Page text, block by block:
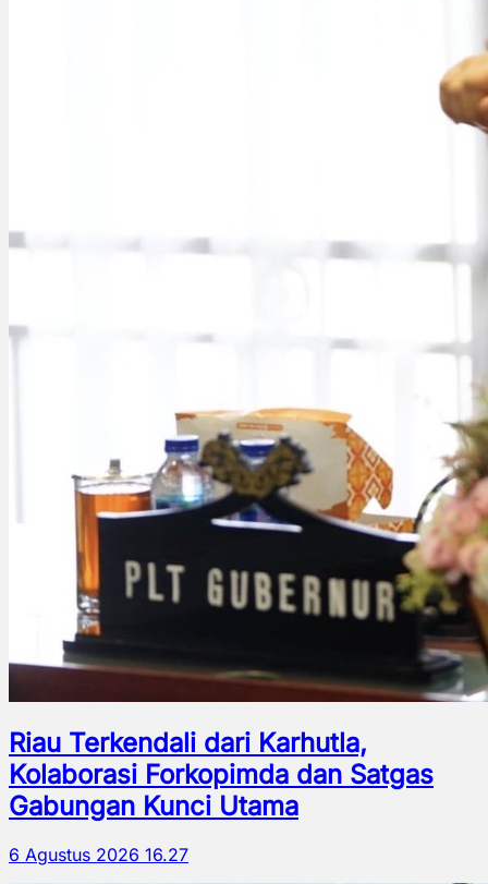
Riau Terkendali dari Karhutla,
Kolaborasi Forkopimda dan Satgas
Gabungan Kunci Utama
6 Agustus 2026 16.27